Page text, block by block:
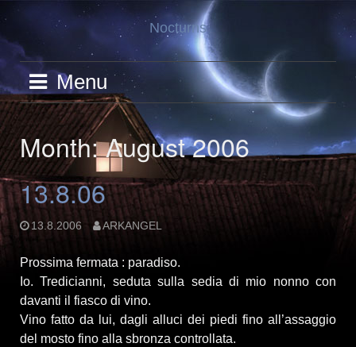
content
Nocturns
Menu
Month: August 2006
13.8.06
13.8.2006 ARKANGEL
Prossima fermata : paradiso.
Io. Tredicianni, seduta sulla sedia di mio nonno con
davanti il fiasco di vino.
Vino fatto da lui, dagli alluci dei piedi fino all’assaggio
del mosto fino alla sbronza controllata.